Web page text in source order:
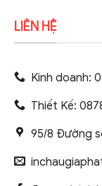
LIÊN HỆ
Kinh doanh:
Thiết Kế:
95/8 Đường